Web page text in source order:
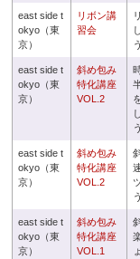
east side t
okyo（東
京）
リボン講
習会
east side t
okyo（東
京）
斜め包み
特化講座
VOL.2
east side t
okyo（東
京）
斜め包み
特化講座
VOL.2
east side t
okyo（東
京）
斜め包み
特化講座
VOL.1